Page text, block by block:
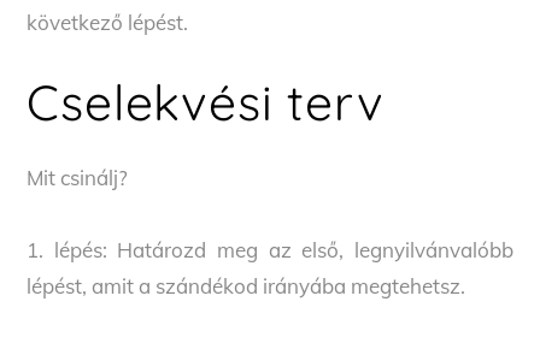
következő lépést.
Cselekvési terv
Mit csinálj?
1. lépés: Határozd meg az első, legnyilvánvalóbb
lépést, amit a szándékod irányába megtehetsz.